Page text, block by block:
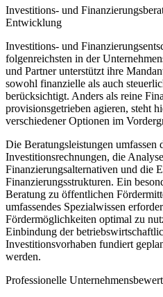
Investitions- und
Entwicklung
Investitions- und
folgenreichsten in der
und Partner unterstützt ihre
sowohl finanzielle als auch
berücksichtigt. Anders als reine
provisionsgetrieben agieren, steht
verschiedener Optionen im
Die Beratungsleistungen umfassen
Investitionsrechnungen, die
Finanzierungsalternativen und die
Finanzierungsstrukturen. Ein
Beratung zu öffentlichen
umfassendes Spezialwissen
Fördermöglichkeiten optimal zu
Einbindung der
Investitionsvorhaben fundiert
werden.
Professionelle